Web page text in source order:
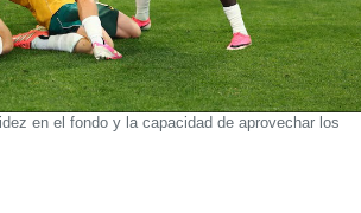
en el fondo y la capacidad de aprovechar los